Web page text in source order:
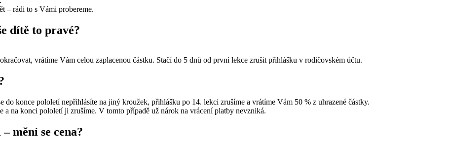
– rádi to s Vámi probereme.
dítě to pravé?
vrátíme Vám celou zaplacenou částku. Stačí do 5 dnů od první lekce zrušit přihlášku v rodičovském účtu.
do konce pololetí nepřihlásíte na jiný kroužek, přihlášku po 14. lekci zrušíme a vrátíme Vám 50 % z uhrazené částky.
na konci pololetí ji zrušíme. V tomto případě už nárok na vrácení platby nevzniká.
mění se cena?